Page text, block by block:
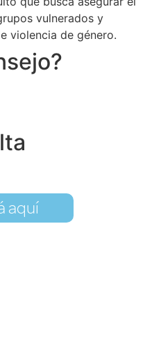
vulnerados y
violencia de género.
aquí